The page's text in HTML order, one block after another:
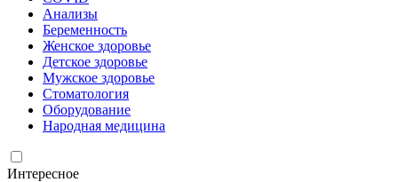
Анализы
Беременность
Женское здоровье
Детское здоровье
Мужское здоровье
Стоматология
Оборудование
Народная медицина
Интересное